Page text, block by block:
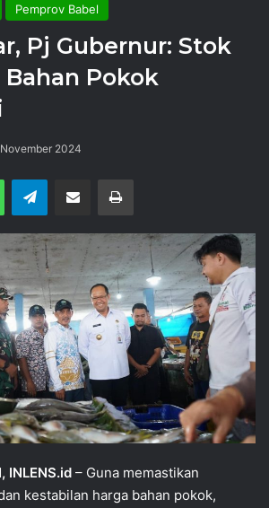
Pemprov Babel
Pj Gubernur: Stok
Pokok
2024
WhatsAppTelegram Share via Email Print
INLENS.id – Guna memastikan
kestabilan harga bahan pokok,